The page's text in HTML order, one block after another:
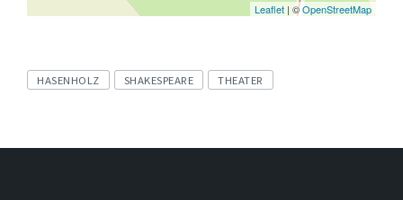
Leaflet | ©OpenStreetMap
Tags
HASENHOLZ SHAKESPEARE THEATER